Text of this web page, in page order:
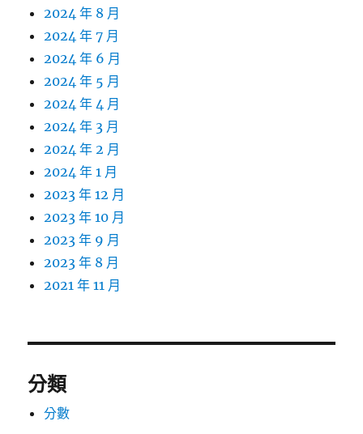
2024 年 8 月
2024 年 7 月
2024 年 6 月
2024 年 5 月
2024 年 4 月
2024 年 3 月
2024 年 2 月
2024 年 1 月
2023 年 12 月
2023 年 10 月
2023 年 9 月
2023 年 8 月
2021 年 11 月
分類
分數